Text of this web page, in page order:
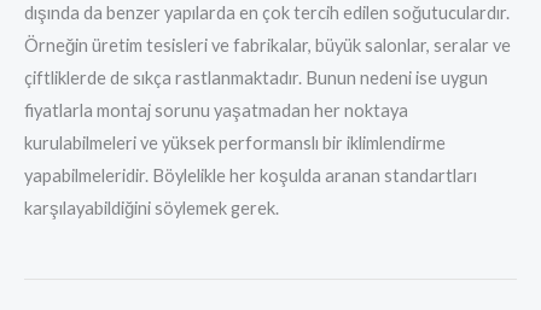
dışında da benzer yapılarda en çok tercih edilen soğutuculardır.
Örneğin üretim tesisleri ve fabrikalar, büyük salonlar, seralar ve
çiftliklerde de sıkça rastlanmaktadır. Bunun nedeni ise uygun
fiyatlarla montaj sorunu yaşatmadan her noktaya
kurulabilmeleri ve yüksek performanslı bir iklimlendirme
yapabilmeleridir. Böylelikle her koşulda aranan standartları
karşılayabildiğini söylemek gerek.